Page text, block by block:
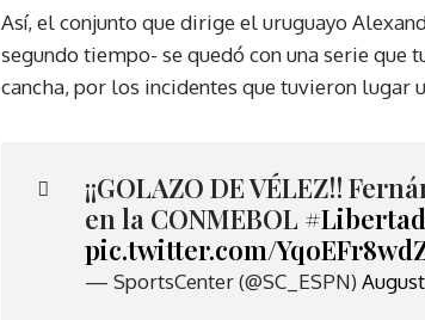
Así, el conjunto que dirige el uruguayo
segundo tiempo- se quedó con una serie
cancha, por los incidentes que tuvieron lugar
¡¡GOLAZO DE VÉLEZ!!
en la CONMEBOL
pic.twitter.com/
— SportsCenter (@SC_ESPN)